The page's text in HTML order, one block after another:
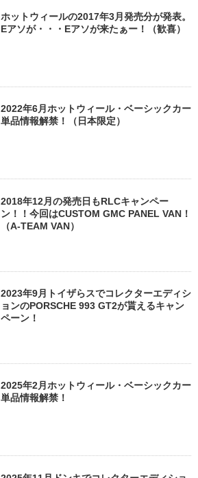
ホットウィールの2017年3月発売分が発表。
Eアソが・・・Eアソが来たぁー！（歓喜）
2022年6月ホットウィール・ベーシックカー
単品情報解禁！（日本限定）
2018年12月の発売日もRLCキャンペー
ン！！今回はCUSTOM GMC PANEL VAN！
（A-TEAM VAN）
2023年9月トイザらスでコレクターエディシ
ョンのPORSCHE 993 GT2が貰えるキャン
ペーン！
2025年2月ホットウィール・ベーシックカー
単品情報解禁！